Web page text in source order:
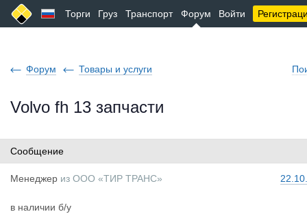
Торги Груз Транспорт Форум Войти
Форум Товары и услуги
Volvo fh 13 запчасти
Сообщение
Менеджер из ООО «ТИР ТРАНС»
в наличии б/у